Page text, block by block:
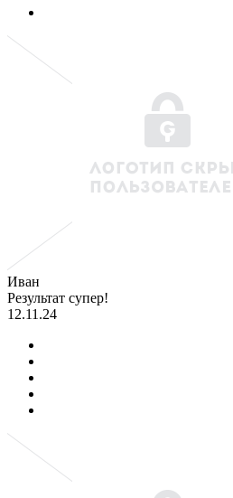
Иван
Результат супер!
12.11.24